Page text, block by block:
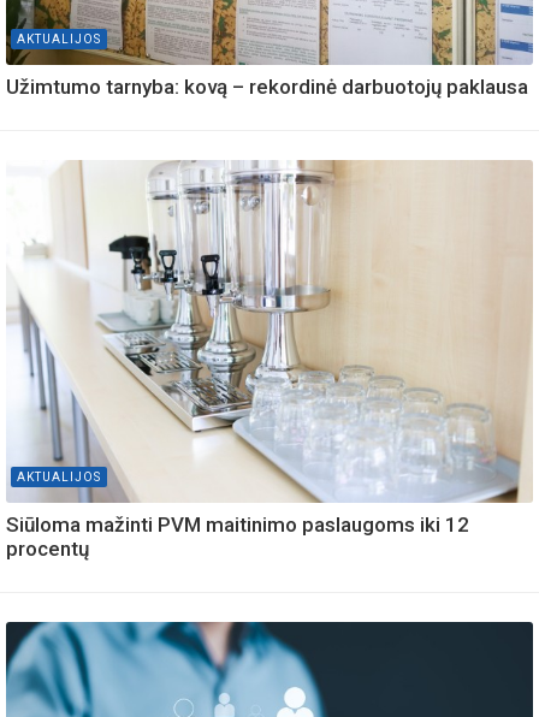
AKTUALIJOS
Užimtumo tarnyba: kovą – rekordinė darbuotojų paklausa
AKTUALIJOS
Siūloma mažinti PVM maitinimo paslaugoms iki 12
procentų